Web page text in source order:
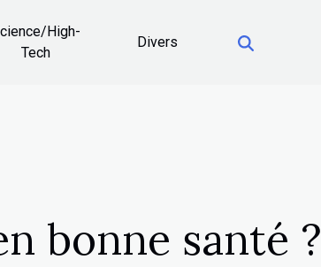
High-
Tech
Divers
bonne santé ?